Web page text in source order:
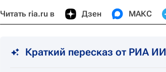
Читать ria.ru в Дзен МАКС
Краткий пересказ от РИА ИИ